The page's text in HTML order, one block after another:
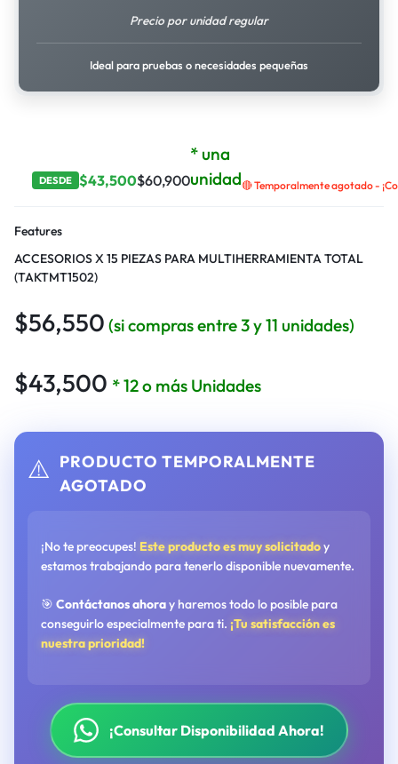
Precio por unidad regular
Ideal para pruebas o necesidades pequeñas
DESDE $43,500$60,900
* una
unidad🔴 Temporalmente agotado -
Features
ACCESORIOS X 15 PIEZAS PARA MULTIHERRAMIENTA TOTAL
(TAKTMT1502)
$56,550 (si compras entre 3 y 11 unidades)
$43,500 * 12 o más Unidades
⚠️ PRODUCTO TEMPORALMENTE
AGOTADO
¡No te preocupes! Este producto es muy solicitadoy
estamos trabajando para tenerlo disponible nuevamente.
🎯 Contáctanos ahoray haremos todo lo posible para
conseguirlo especialmente para ti. ¡Tu satisfacción es
nuestra prioridad!
¡Consultar Disponibilidad Ahora!